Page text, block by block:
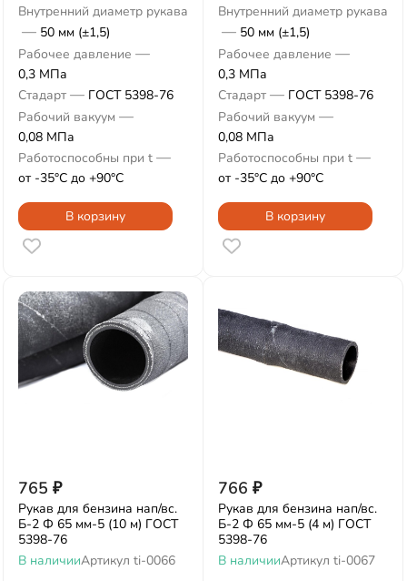
Внутренний диаметр рукава
— 50 мм (±1,5)
Рабочее давление —
0,3 МПа
Стадарт — ГОСТ 5398-76
Рабочий вакуум —
0,08 МПа
Работоспособны при t —
от -35°С до +90°С
В корзину
Внутренний диаметр рукава
— 50 мм (±1,5)
Рабочее давление —
0,3 МПа
Стадарт — ГОСТ 5398-76
Рабочий вакуум —
0,08 МПа
Работоспособны при t —
от -35°С до +90°С
В корзину
765 ₽
Рукав для бензина нап/вс.
Б-2 Ф 65 мм-5 (10 м) ГОСТ
5398-76
В наличииАртикул ti-0066
766 ₽
Рукав для бензина нап/вс.
Б-2 Ф 65 мм-5 (4 м) ГОСТ
5398-76
В наличииАртикул ti-0067